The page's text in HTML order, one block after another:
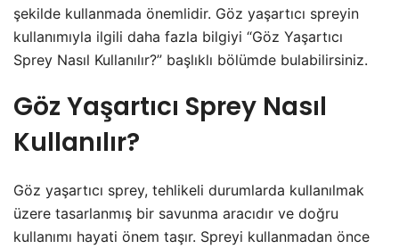
şekilde kullanmada önemlidir. Göz yaşartıcı spreyin
kullanımıyla ilgili daha fazla bilgiyi “Göz Yaşartıcı
Sprey Nasıl Kullanılır?” başlıklı bölümde bulabilirsiniz.
Göz Yaşartıcı Sprey Nasıl
Kullanılır?
Göz yaşartıcı sprey, tehlikeli durumlarda kullanılmak
üzere tasarlanmış bir savunma aracıdır ve doğru
kullanımı hayati önem taşır. Spreyi kullanmadan önce